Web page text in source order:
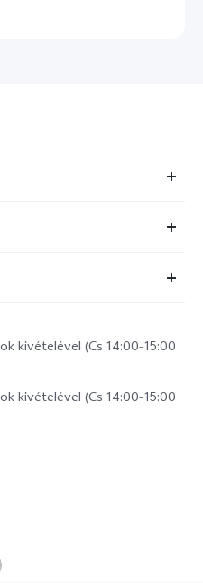
kivételével (Cs 14:00–15:00
kivételével (Cs 14:00–15:00